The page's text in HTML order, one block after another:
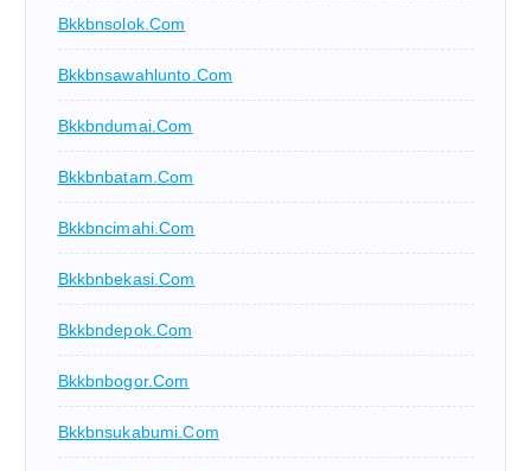
Bkkbnsolok.com
Bkkbnsawahlunto.com
Bkkbndumai.com
Bkkbnbatam.com
Bkkbncimahi.com
Bkkbnbekasi.com
Bkkbndepok.com
Bkkbnbogor.com
Bkkbnsukabumi.com